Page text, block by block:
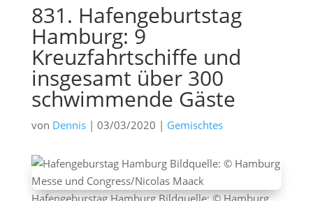
831. Hafengeburtstag
Hamburg: 9
Kreuzfahrtschiffe und
insgesamt über 300
schwimmende Gäste
von Dennis| 03/03/2020 | Gemischtes
Hafengeburstag Hamburg Bildquelle: © Hamburg